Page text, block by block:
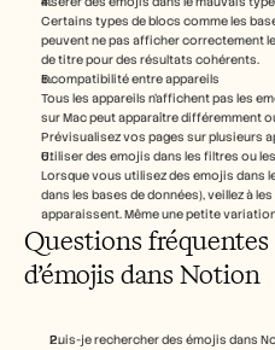
Certains types de blocs comme les
peuvent ne pas afficher correctement
de titre pour des résultats cohérents.
Incompatibilité entre appareils
Tous les appareils n’affichent pas les
sur Mac peut apparaître différemment
Prévisualisez vos pages sur plusieurs
Utiliser des emojis dans les filtres ou
Lorsque vous utilisez des emojis dans
dans les bases de données), veillez à
apparaissent. Même une petite
Questions
d’émojis dans Notion
Puis-je rechercher des émojis dans